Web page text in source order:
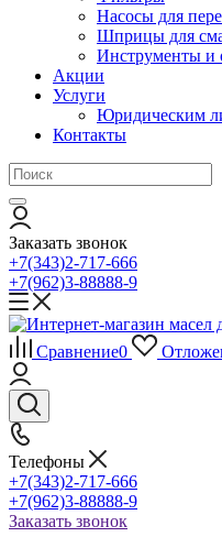
Насосы для
Шприцы для
Инструменты и
Акции
Услуги
Юридическим
Контакты
Заказать звонок
+7(343)2-717-666
+7(962)3-88888-9
Сравнение0
Телефоны
+7(343)2-717-666
+7(962)3-88888-9
Заказать звонок